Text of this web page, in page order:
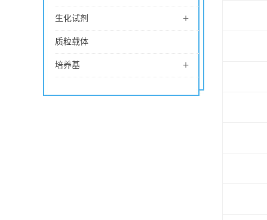
生化试剂 +
质粒载体
培养基 +